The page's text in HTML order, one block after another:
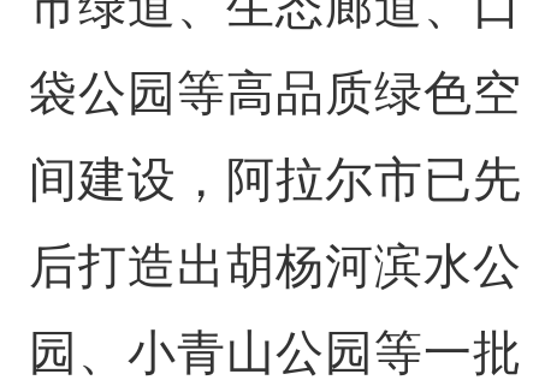
袋公园等高品质绿色空
间建设，阿拉尔市已先
后打造出胡杨河滨水公
园、小青山公园等一批